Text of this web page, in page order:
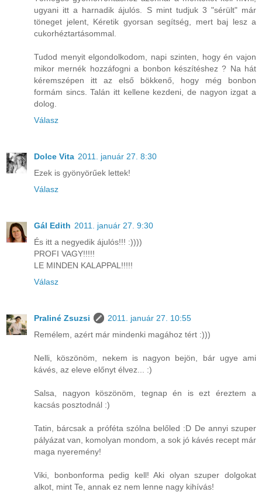
ugyani itt a harnadik ájulós. S mint tudjuk 3 "sérült" már
töneget jelent, Kéretik gyorsan segítség, mert baj lesz a
cukorhéztartásommal.
Tudod menyit elgondolkodom, napi szinten, hogy én vajon
mikor mernék hozzáfogni a bonbon készítéshez ? Na hát
kéremszépen itt az első bökkenő, hogy még bonbon
formám sincs. Talán itt kellene kezdeni, de nagyon izgat a
dolog.
Válasz
Dolce Vita 2011. január 27. 8:30
Ezek is gyönyörűek lettek!
Válasz
Gál Edith 2011. január 27. 9:30
És itt a negyedik ájulós!!! :))))
PROFI VAGY!!!!!
LE MINDEN KALAPPAL!!!!!
Válasz
Praliné Zsuzsi
2011. január 27. 10:55
Remélem, azért már mindenki magához tért :)))
Nelli, köszönöm, nekem is nagyon bejön, bár ugye ami
kávés, az eleve előnyt élvez... :)
Salsa, nagyon köszönöm, tegnap én is ezt éreztem a
kacsás posztodnál :)
Tatin, bárcsak a próféta szólna belőled :D De annyi szuper
pályázat van, komolyan mondom, a sok jó kávés recept már
maga nyeremény!
Viki, bonbonforma pedig kell! Aki olyan szuper dolgokat
alkot, mint Te, annak ez nem lenne nagy kihívás!